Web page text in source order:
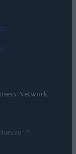
Network
Nuevvo